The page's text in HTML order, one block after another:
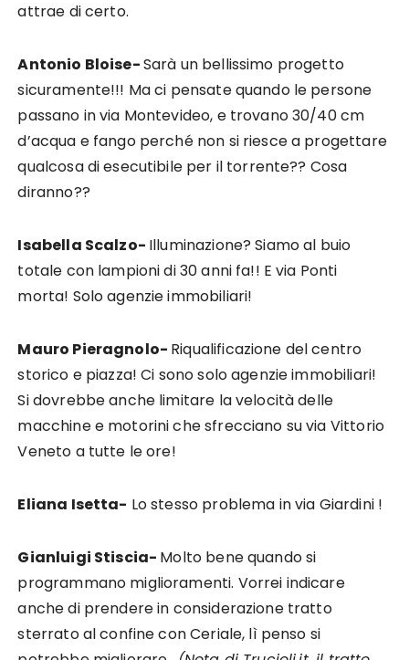
attrae di certo.
Antonio Bloise-Sarà un bellissimo progetto
sicuramente!!! Ma ci pensate quando le persone
passano in via Montevideo, e trovano 30/40 cm
d’acqua e fango perché non si riesce a progettare
qualcosa di esecutibile per il torrente?? Cosa
diranno??
Isabella Scalzo- Illuminazione? Siamo al buio
totale con lampioni di 30 anni fa!! E via Ponti
morta! Solo agenzie immobiliari!
Mauro Pieragnolo- Riqualificazione del centro
storico e piazza! Ci sono solo agenzie immobiliari!
Si dovrebbe anche limitare la velocità delle
macchine e motorini che sfrecciano su via Vittorio
Veneto a tutte le ore!
Eliana Isetta- Lostesso problema in via Giardini !
Gianluigi Stiscia- Molto bene quando si
programmano miglioramenti. Vorrei indicare
anche di prendere in considerazione tratto
sterrato al confine con Ceriale, lì penso si